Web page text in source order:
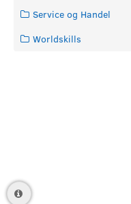
Service og Handel
Worldskills